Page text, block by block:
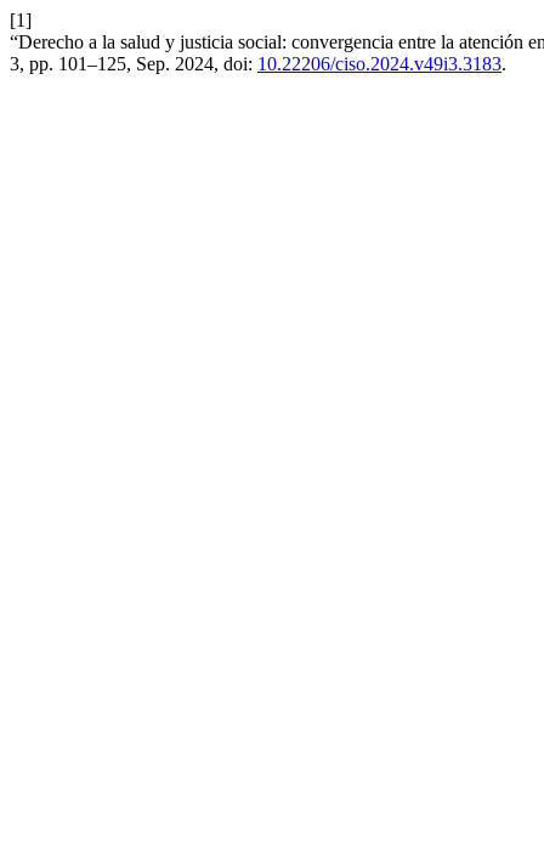
[1]
“Derecho a la salud y justicia social: convergencia entre la atención
3, pp. 101–125, Sep. 2024, doi: 10.22206/ciso.2024.v49i3.3183.